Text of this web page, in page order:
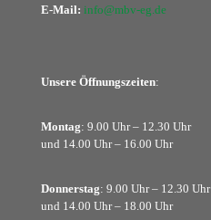
E-Mail: info@mbv-eg.de
Unsere Öffnungszeiten:
Montag: 9.00 Uhr – 12.30 Uhr
und 14.00 Uhr – 16.00 Uhr
Donnerstag: 9.00 Uhr – 12.30 Uhr
und 14.00 Uhr – 18.00 Uhr